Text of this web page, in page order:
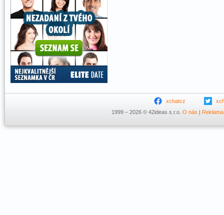
xchatcz
1999 – 2026 © 42ideas s.r.o. O nás | Reklama